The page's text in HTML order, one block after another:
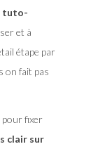
tuto-
et à
étape par
on fait pas
pour fixer
clair sur